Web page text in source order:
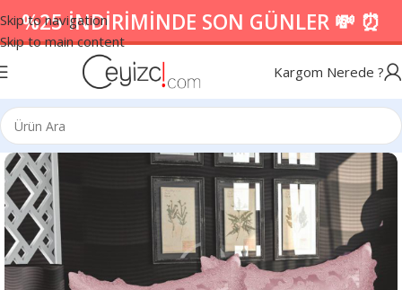
Skip to navigation
Skip to main content
%25 İNDİRİMİNDE SON GÜNLER 💸 ⏰
Kargom Nerede ?